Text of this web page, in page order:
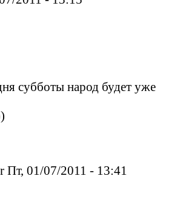
субботы народ будет уже
Пт, 01/07/2011 - 13:41